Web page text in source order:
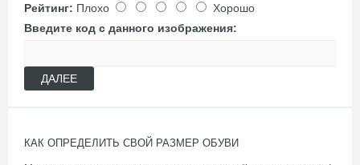
Рейтинг: Плохо
Хорошо
Введите код с данного изображения:
ДАЛЕЕ
КАК ОПРЕДЕЛИТЬ СВОЙ РАЗМЕР ОБУВИ